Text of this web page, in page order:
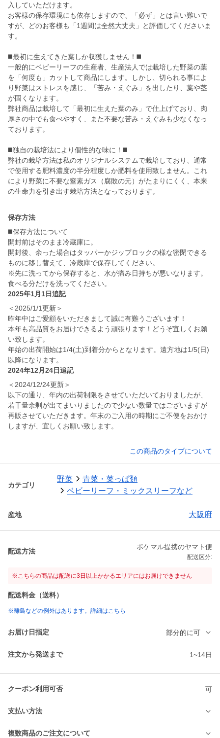
入していただけます。
お客様の保存環境にも依存しますので、「必ず」とは言い難いで
すが、どのお客様も「1週間は全然大丈夫」と評価してくださいま
す。
◼️最初に生えてきた葉しか収獲しません！◼️
一般的にベビーリーフの生産者、生産法人では栽培した野菜の葉
を「何度も」カットして商品にします。しかし、切られる事によ
り野菜はストレスを感じ、「苦み・えぐみ」を出したり、葉や茎
が固くなります。
弊社商品は栽培して「最初に生えた葉のみ」で仕上げており、肉
厚さの中でも食べやすく、また不要な苦み・えぐみも少なくなっ
ております。
◼️独自の栽培法により個性的な味に！◼️
弊社の栽培方法は私のオリジナルシステムで栽培しており、通常
で使用する肥料濃度の半分程度しか肥料を使用致しません。これ
により野菜に不要な窒素ガス（腐敗の元）がたまりにくく、本来
の生命力を引き出す栽培方法となっております。
保存方法
◼️保存方法について
開封前はそのまま冷蔵庫に。
開封後、余った場合はタッパーかジップロックの様な密閉できる
ものに移し替えて、冷蔵庫で保存してください。
※先に洗ってから保存すると、水が痛み日持ちが悪いなります。
食べる分だけを洗ってください。
2025年1月1日追記
＜2025/1/1更新＞
昨年中はご愛顧をいただきまして誠に有難うございます！
本年も高品質をお届けできるよう頑張ります！どうぞ宜しくお願
い致します。
年始の出荷開始は1/4(土)到着分からとなります。遠方地は1/5(日)
以降になります。
2024年12月24日追記
＜2024/12/24更新＞
以下の通り、年内の出荷制限をさせていただいておりましたが、
若干量余剰が出てまいりましたので少ない数量ではございますが
再販させていただきます。年末のご入用の時期にご不便をおかけ
しますが、宜しくお願い致します。
この商品のタイプについて
カテゴリ
野菜
青菜・菜っぱ類
ベビーリーフ・ミックスリーフなど
産地 大阪府
配送方法
ポケマル提携のヤマト便
配送区分:
※こちらの商品は配送に3日以上かかるエリアにはお届けできません
配送料金（送料）
※離島などの例外はあります。詳細はこちら
お届け日指定 部分的に可
注文から発送まで 1~14日
クーポン利用可否 可
支払い方法
複数商品のご注文について